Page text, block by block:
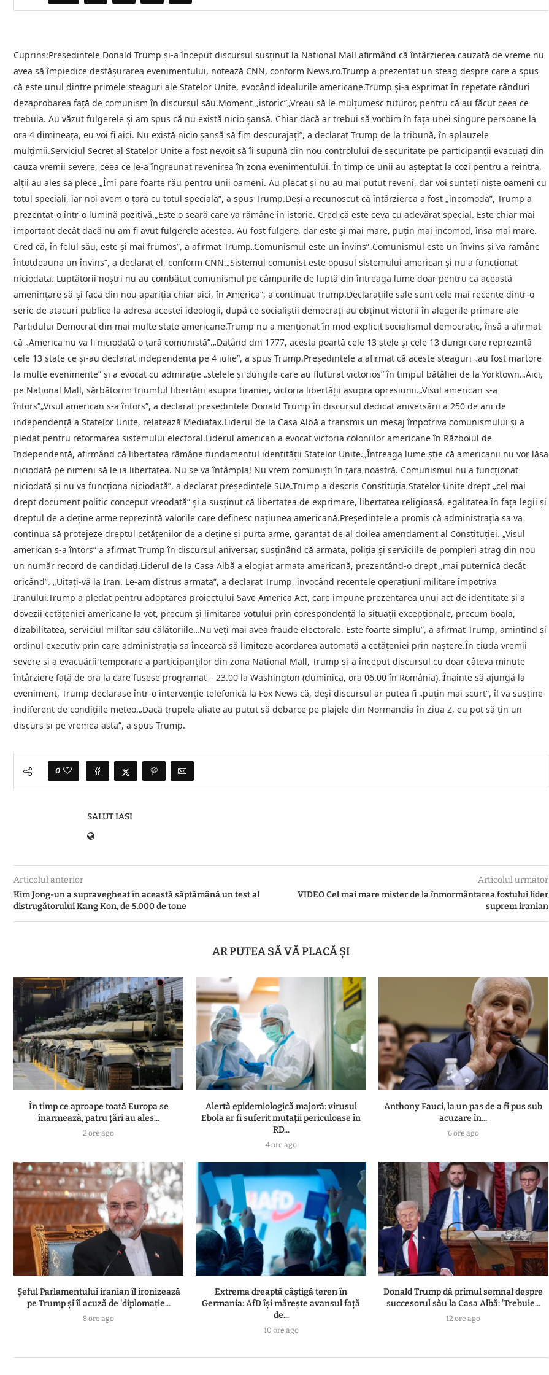
Cuprins:Preşedintele Donald Trump şi-a început discursul susţinut la National Mall afirmând că întârzierea cauzată de vreme nu
avea să împiedice desfăşurarea evenimentului, notează CNN, conform News.ro.Trump a prezentat un steag despre care a spus
că este unul dintre primele steaguri ale Statelor Unite, evocând idealurile americane.Trump şi-a exprimat în repetate rânduri
dezaprobarea faţă de comunism în discursul său.Moment „istoric”„Vreau să le mulţumesc tuturor, pentru că au făcut ceea ce
trebuia. Au văzut fulgerele şi am spus că nu există nicio şansă. Chiar dacă ar trebui să vorbim în faţa unei singure persoane la
ora 4 dimineaţa, eu voi fi aici. Nu există nicio şansă să fim descurajaţi”, a declarat Trump de la tribună, în aplauzele
mulţimii.Serviciul Secret al Statelor Unite a fost nevoit să îi supună din nou controlului de securitate pe participanţii evacuaţi din
cauza vremii severe, ceea ce le-a îngreunat revenirea în zona evenimentului. În timp ce unii au aşteptat la cozi pentru a reintra,
alţii au ales să plece.„Îmi pare foarte rău pentru unii oameni. Au plecat şi nu au mai putut reveni, dar voi sunteţi nişte oameni cu
totul speciali, iar noi avem o ţară cu totul specială”, a spus Trump.Deşi a recunoscut că întârzierea a fost „incomodă”, Trump a
prezentat-o într-o lumină pozitivă.„Este o seară care va rămâne în istorie. Cred că este ceva cu adevărat special. Este chiar mai
important decât dacă nu am fi avut fulgerele acestea. Au fost fulgere, dar este şi mai mare, puţin mai incomod, însă mai mare.
Cred că, în felul său, este şi mai frumos”, a afirmat Trump„Comunismul este un învins”„Comunismul este un învins şi va rămâne
întotdeauna un învins”, a declarat el, conform CNN.„Sistemul comunist este opusul sistemului american şi nu a funcţionat
niciodată. Luptătorii noştri nu au combătut comunismul pe câmpurile de luptă din întreaga lume doar pentru ca această
ameninţare să-şi facă din nou apariţia chiar aici, în America”, a continuat Trump.Declaraţiile sale sunt cele mai recente dintr-o
serie de atacuri publice la adresa acestei ideologii, după ce socialiştii democraţi au obţinut victorii în alegerile primare ale
Partidului Democrat din mai multe state americane.Trump nu a menţionat în mod explicit socialismul democratic, însă a afirmat
că „America nu va fi niciodată o ţară comunistă”.„Datând din 1777, acesta poartă cele 13 stele şi cele 13 dungi care reprezintă
cele 13 state ce şi-au declarat independenţa pe 4 iulie”, a spus Trump.Preşedintele a afirmat că aceste steaguri „au fost martore
la multe evenimente” şi a evocat cu admiraţie „stelele şi dungile care au fluturat victorios” în timpul bătăliei de la Yorktown.„Aici,
pe National Mall, sărbătorim triumful libertăţii asupra tiraniei, victoria libertăţii asupra opresiunii.„Visul american s-a
întors”„Visul american s-a întors”, a declarat președintele Donald Trump în discursul dedicat aniversării a 250 de ani de
independență a Statelor Unite, relatează Mediafax.Liderul de la Casa Albă a transmis un mesaj împotriva comunismului și a
pledat pentru reformarea sistemului electoral.Liderul american a evocat victoria coloniilor americane în Războiul de
Independență, afirmând că libertatea rămâne fundamentul identității Statelor Unite.„Întreaga lume știe că americanii nu vor lăsa
niciodată pe nimeni să le ia libertatea. Nu se va întâmpla! Nu vrem comuniști în țara noastră. Comunismul nu a funcționat
niciodată și nu va funcționa niciodată”, a declarat președintele SUA.Trump a descris Constituția Statelor Unite drept „cel mai
drept document politic conceput vreodată” și a susținut că libertatea de exprimare, libertatea religioasă, egalitatea în fața legii și
dreptul de a deține arme reprezintă valorile care definesc națiunea americană.Președintele a promis că administrația sa va
continua să protejeze dreptul cetățenilor de a deține și purta arme, garantat de al doilea amendament al Constituției. „Visul
american s-a întors” a afirmat Trump în discursul aniversar, susținând că armata, poliția și serviciile de pompieri atrag din nou
un număr record de candidați.Liderul de la Casa Albă a elogiat armata americană, prezentând-o drept „mai puternică decât
oricând”. „Uitați-vă la Iran. Le-am distrus armata”, a declarat Trump, invocând recentele operațiuni militare împotriva
Iranului.Trump a pledat pentru adoptarea proiectului Save America Act, care impune prezentarea unui act de identitate și a
dovezii cetățeniei americane la vot, precum și limitarea votului prin corespondență la situații excepționale, precum boala,
dizabilitatea, serviciul militar sau călătoriile.„Nu veți mai avea fraude electorale. Este foarte simplu”, a afirmat Trump, amintind și
ordinul executiv prin care administrația sa încearcă să limiteze acordarea automată a cetățeniei prin naștere.În ciuda vremii
severe și a evacuării temporare a participanților din zona National Mall, Trump și-a început discursul cu doar câteva minute
întârziere față de ora la care fusese programat – 23.00 la Washington (duminică, ora 06.00 în România). Înainte să ajungă la
eveniment, Trump declarase într-o intervenție telefonică la Fox News că, deși discursul ar putea fi „puțin mai scurt”, îl va susține
indiferent de condițiile meteo.„Dacă trupele aliate au putut să debarce pe plajele din Normandia în Ziua Z, eu pot să țin un
discurs și pe vremea asta”, a spus Trump.
0
SALUT IASI
Articolul anterior
Kim Jong-un a supravegheat în această săptămână un test al
distrugătorului Kang Kon, de 5.000 de tone
Articolul următor
VIDEO Cel mai mare mister de la înmormântarea fostului lider
suprem iranian
AR PUTEA SĂ VĂ PLACĂ ȘI
În timp ce aproape toată Europa se
înarmează, patru ţări au ales...
2 ore ago
Alertă epidemiologică majoră: virusul
Ebola ar fi suferit mutații periculoase în
RD...
4 ore ago
Anthony Fauci, la un pas de a fi pus sub
acuzare în...
6 ore ago
Șeful Parlamentului iranian îl ironizează
pe Trump și îl acuză de 'diplomație...
8 ore ago
Extrema dreaptă câștigă teren în
Germania: AfD își mărește avansul față
de...
10 ore ago
Donald Trump dă primul semnal despre
succesorul său la Casa Albă: 'Trebuie...
12 ore ago